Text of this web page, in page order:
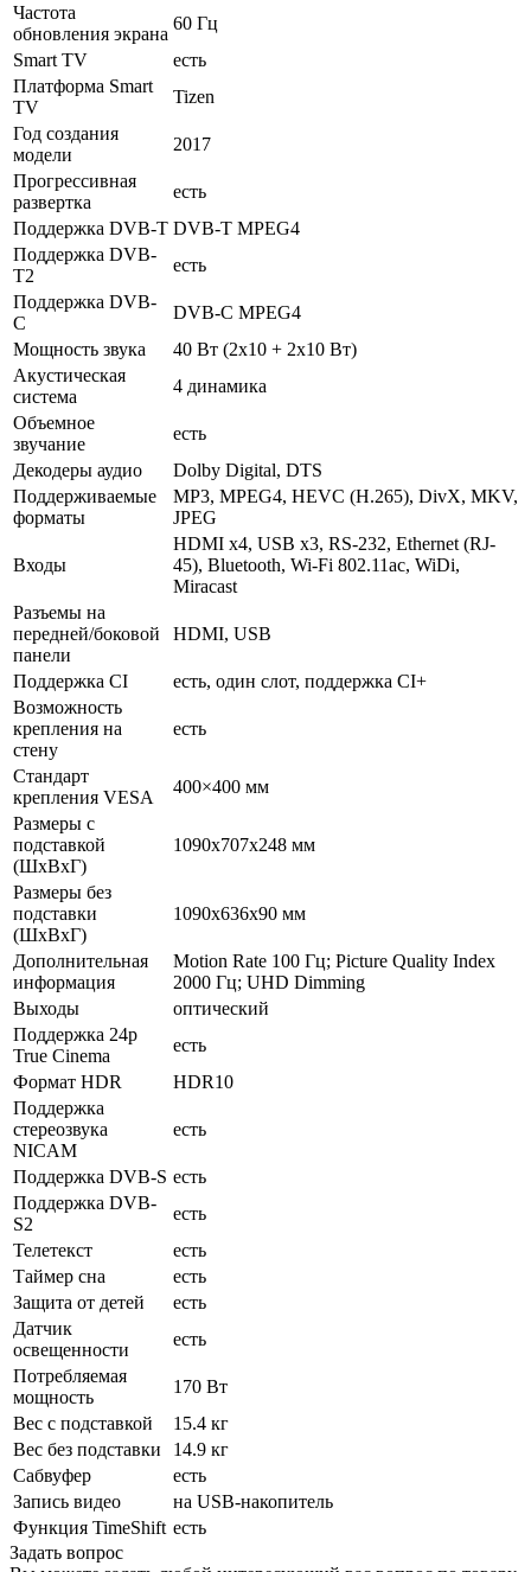
Частота
обновления экрана
60 Гц
Smart TV
есть
Платформа Smart
TV
Tizen
Год создания
модели
2017
Прогрессивная
развертка
есть
Поддержка DVB-T DVB-T MPEG4
Поддержка DVB-
T2
есть
Поддержка DVB-
C
DVB-C MPEG4
Мощность звука
40 Вт (2х10 + 2х10 Вт)
Акустическая
система
4 динамика
Объемное
звучание
есть
Декодеры аудио
Dolby Digital, DTS
Поддерживаемые
форматы
MP3, MPEG4, HEVC (H.265), DivX, MKV,
JPEG
Входы
HDMI x4, USB x3, RS-232, Ethernet (RJ-
45), Bluetooth, Wi-Fi 802.11ac, WiDi,
Miracast
Разъемы на
передней/боковой
панели
HDMI, USB
Поддержка CI
есть, один слот, поддержка CI+
Возможность
крепления на
стену
есть
Стандарт
крепления VESA
400×400 мм
Размеры с
подставкой
(ШxВxГ)
1090x707x248 мм
Размеры без
подставки
(ШxВxГ)
1090x636x90 мм
Дополнительная
информация
Motion Rate 100 Гц; Picture Quality Index
2000 Гц; UHD Dimming
Выходы
оптический
Поддержка 24p
True Cinema
есть
Формат HDR
HDR10
Поддержка
стереозвука
NICAM
есть
Поддержка DVB-S есть
Поддержка DVB-
S2
есть
Телетекст
есть
Таймер сна
есть
Защита от детей
есть
Датчик
освещенности
есть
Потребляемая
мощность
170 Вт
Вес с подставкой
15.4 кг
Вес без подставки
14.9 кг
Сабвуфер
есть
Запись видео
на USB-накопитель
Функция TimeShift есть
Задать вопрос